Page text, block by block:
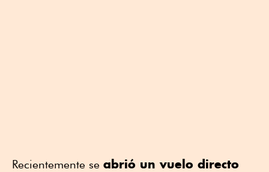
Recientemente se abrió un vuelo directo